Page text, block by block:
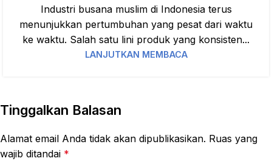
Industri busana muslim di Indonesia terus
menunjukkan pertumbuhan yang pesat dari waktu
ke waktu. Salah satu lini produk yang konsisten...
LANJUTKAN MEMBACA
Tinggalkan Balasan
Alamat email Anda tidak akan dipublikasikan. Ruas yang
wajib ditandai *